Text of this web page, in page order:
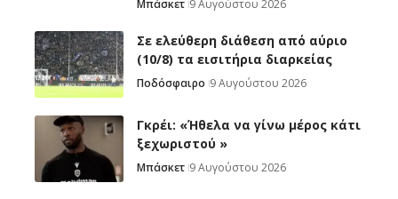
Μπάσκετ 9 Αυγούστου 2026
Σε ελεύθερη διάθεση από αύριο
(10/8) τα εισιτήρια διαρκείας
Ποδόσφαιρο 9 Αυγούστου 2026
Γκρέι: «Ήθελα να γίνω μέρος κάτι
ξεχωριστού »
Μπάσκετ 9 Αυγούστου 2026